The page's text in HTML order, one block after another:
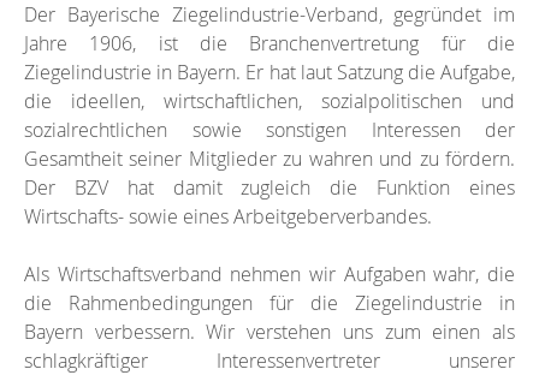
Der Bayerische Ziegelindustrie-Verband, gegründet im
Jahre 1906, ist die Branchenvertretung für die
Ziegelindustrie in Bayern. Er hat laut Satzung die Aufgabe,
die ideellen, wirtschaftlichen, sozialpolitischen und
sozialrechtlichen sowie sonstigen Interessen der
Gesamtheit seiner Mitglieder zu wahren und zu fördern.
Der BZV hat damit zugleich die Funktion eines
Wirtschafts- sowie eines Arbeitgeberverbandes.
Als Wirtschaftsverband nehmen wir Aufgaben wahr, die
die Rahmenbedingungen für die Ziegelindustrie in
Bayern verbessern. Wir verstehen uns zum einen als
schlagkräftiger Interessenvertreter unserer